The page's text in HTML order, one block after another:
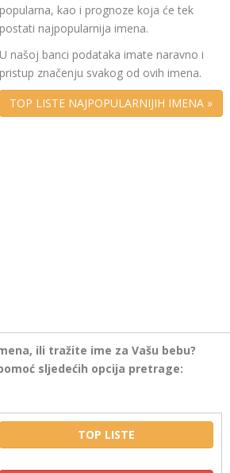
popularna, kao i prognoze koja će tek
postati najpopularnija imena.
U našoj banci podataka imate naravno i
pristup značenju svakog od ovih imena.
TOP LISTE NAJPOPULARNIJIH IMENA »
ili tražite ime za Vašu bebu?
sljedećih opcija pretrage:
TOP LISTE